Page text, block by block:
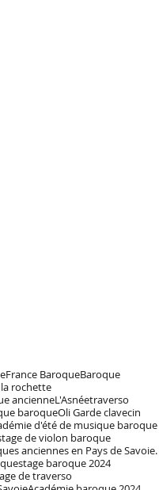
France BaroqueBaroque
rochette
ancienneL'Asnéetraverso
baroqueOli Garde clavecin
d'été de musique baroque
de violon baroque
anciennes en Pays de Savoie.
stage baroque 2024
de traverso